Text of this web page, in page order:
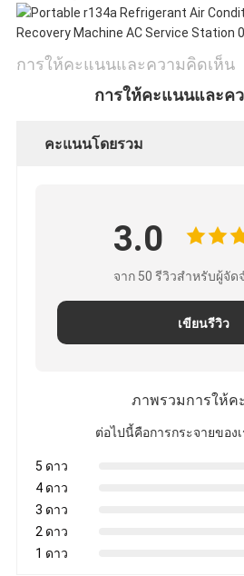
การให้คะแนนและความคิดเห็น
การให้คะแนนและค
คะแนนโดยรวม
3.0
จาก 50 รีวิวสําหรับผู้จั
เขียนรีวิว
ภาพรวมการให้ค
ต่อไปนี้คือการกระจายของ
5 ดาว
4 ดาว
3 ดาว
2 ดาว
1 ดาว